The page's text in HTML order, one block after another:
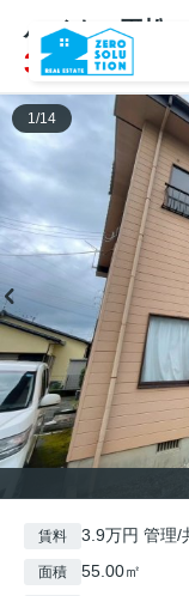
ハイネス平松
3.9万円
1/14
賃料 3.9万円 管理/
面積 55.00㎡